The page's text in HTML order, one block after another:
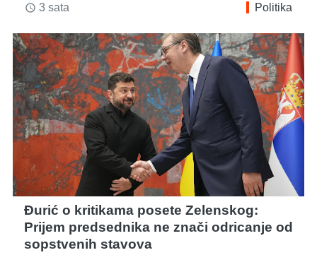
access_time 3 sata Politika
Đurić o kritikama posete Zelenskog:
Prijem predsednika ne znači odricanje od
sopstvenih stavova